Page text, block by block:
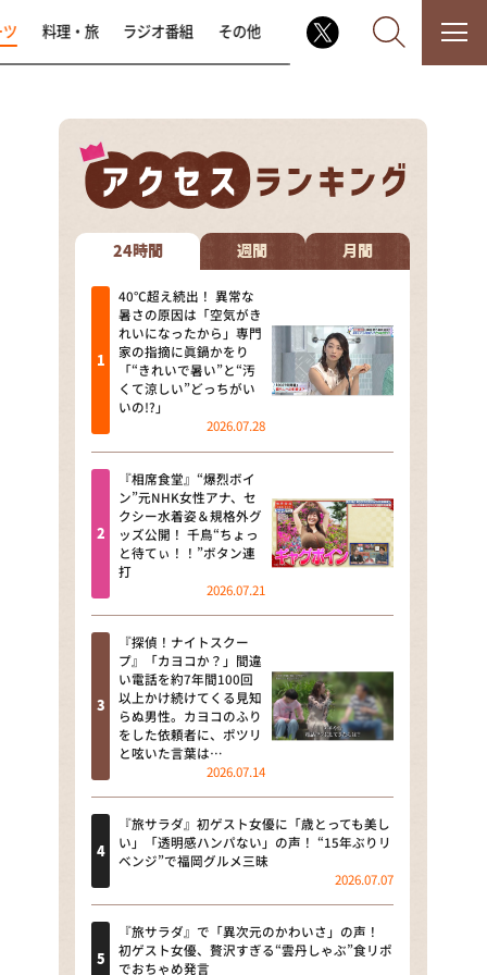
なるみ・岡村の過ぎるTV
相席食堂
これ余談なんですけど・・・
～人生密着トークバラエティ！
～ やすとものいたって真剣です
探偵！ナイトスクープ
news おかえり
河合＆A.B.C-Z塚田×福井アナ
「なんでやねん！？」（news お
かえり）
DAIGOも台所 ～きょうの献立 何
にする？～
本日はダイアンなり！シーズン２
朝だ！生です旅サラダ
教えて！ニュースライブ 正義の
ミカタ
ＬＩＦＥ～夢のカタチ～
新婚さんいらっしゃい！
ザキ山小屋本館
料理・旅 ラジオ番組 その他
24時間 週間 月間
40℃超え続出！ 異常な
暑さの原因は「空気がき
れいになったから」専門
家の指摘に眞鍋かをり
「“きれいで暑い”と“汚
くて涼しい”どっちがい
いの!?」
2026.07.28
『相席食堂』“爆烈ボイ
ン”元NHK女性アナ、セ
クシー水着姿＆規格外グ
ッズ公開！ 千鳥“ちょっ
と待てぃ！！”ボタン連
打
2026.07.21
『探偵！ナイトスクー
プ』「カヨコか？」間違
い電話を約7年間100回
以上かけ続けてくる見知
らぬ男性。カヨコのふり
をした依頼者に、ポツリ
と呟いた言葉は…
2026.07.14
『旅サラダ』初ゲスト女優に「歳とっても美し
い」「透明感ハンパない」の声！ “15年ぶりリ
ベンジ”で福岡グルメ三昧
2026.07.07
『旅サラダ』で「異次元のかわいさ」の声！
初ゲスト女優、贅沢すぎる“雲丹しゃぶ”食リポ
でおちゃめ発言